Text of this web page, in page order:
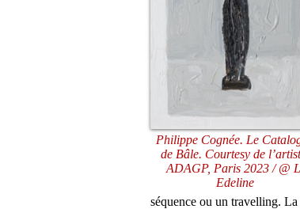
Philippe Cognée. Le
de Bâle. Courtesy de
ADAGP, Paris 2023 / @
Edeline
séquence ou un travelling.